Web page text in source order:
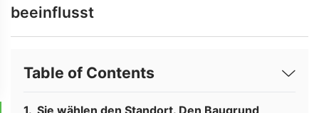
beeinflusst
Table of Contents